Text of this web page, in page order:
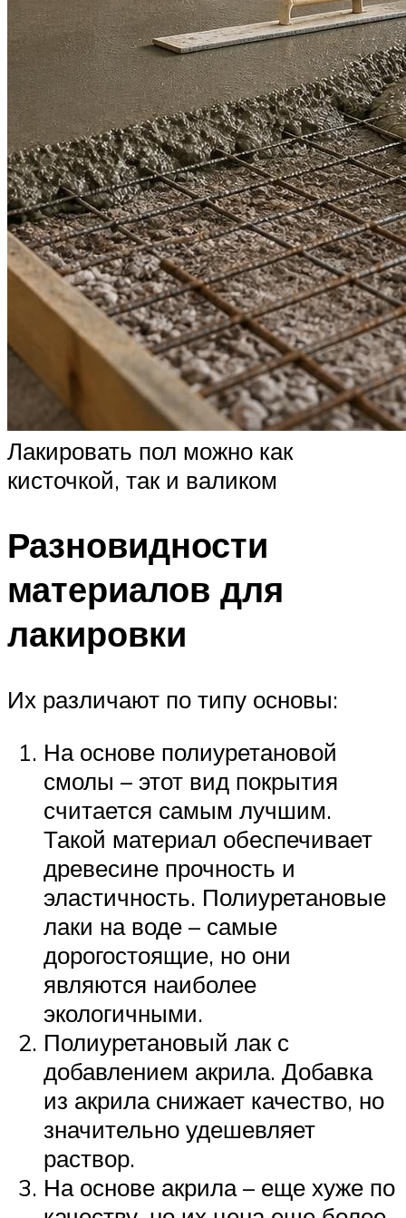
Лакировать пол можно как
кисточкой, так и валиком
Разновидности
материалов для
лакировки
Их различают по типу основы:
На основе полиуретановой
смолы – этот вид покрытия
считается самым лучшим.
Такой материал обеспечивает
древесине прочность и
эластичность. Полиуретановые
лаки на воде – самые
дорогостоящие, но они
являются наиболее
экологичными.
Полиуретановый лак с
добавлением акрила. Добавка
из акрила снижает качество, но
значительно удешевляет
раствор.
На основе акрила – еще хуже по